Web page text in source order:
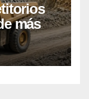
más
explorar